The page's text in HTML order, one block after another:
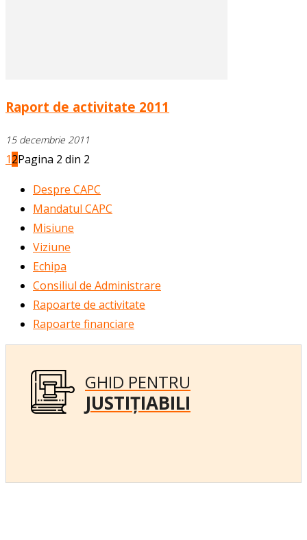
Raport de activitate 2011
15 decembrie 2011
12Pagina 2 din 2
Despre CAPC
Mandatul CAPC
Misiune
Viziune
Echipa
Consiliul de Administrare
Rapoarte de activitate
Rapoarte financiare
GHID PENTRU
JUSTIȚIABILI